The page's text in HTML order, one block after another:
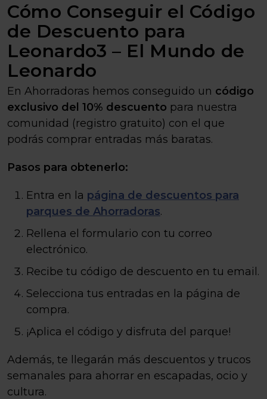
Cómo Conseguir el Código
de Descuento para
Leonardo3 – El Mundo de
Leonardo
En Ahorradoras hemos conseguido un código
exclusivo del 10% descuento para nuestra
comunidad (registro gratuito) con el que
podrás comprar entradas más baratas.
Pasos para obtenerlo:
Entra en la página de descuentos para
parques de Ahorradoras.
Rellena el formulario con tu correo
electrónico.
Recibe tu código de descuento en tu email.
Selecciona tus entradas en la página de
compra.
¡Aplica el código y disfruta del parque!
Además, te llegarán más descuentos y trucos
semanales para ahorrar en escapadas, ocio y
cultura.